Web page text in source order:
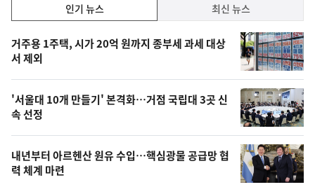
기,
최
신,
오
늘
의
영
상
인기 뉴스 최신 뉴스
기
뉴
스
거주용 1주택, 시가 20억 원까지 종부세 과세 대상
서 제외
'서울대 10개 만들기' 본격화…거점 국립대 3곳 신
속 선정
내년부터 아르헨산 원유 수입…핵심광물 공급망 협
력 체계 마련